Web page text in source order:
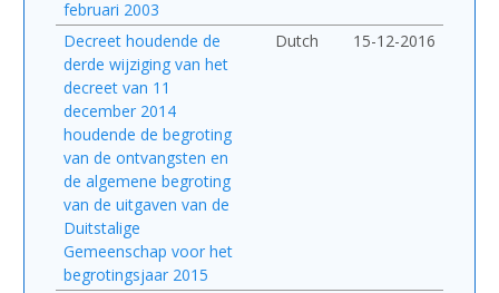
februari 2003
Decreet houdende de
derde wijziging van het
decreet van 11
december 2014
houdende de begroting
van de ontvangsten en
de algemene begroting
van de uitgaven van de
Duitstalige
Gemeenschap voor het
begrotingsjaar 2015
Dutch 15-12-2016